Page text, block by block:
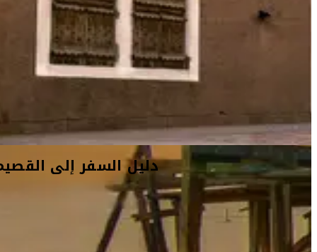
دليل السفر إلى القصيم
أفكار السفر
معلومات السفر
المعلومات الخاصة بالمطار
أهلاً بك في القصيم
استكشف قلب المنطقة الزراعية في المملكة العربية السعودية.
تقع القصيم، المحافظة الصحراوية إلى الغرب من عاصمة البلاد،